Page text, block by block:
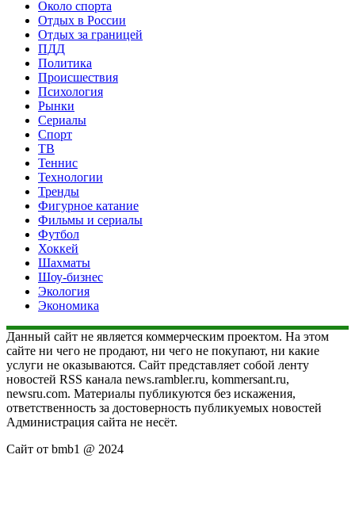
Около спорта
Отдых в России
Отдых за границей
ПДД
Политика
Происшествия
Психология
Рынки
Сериалы
Спорт
ТВ
Теннис
Технологии
Тренды
Фигурное катание
Фильмы и сериалы
Футбол
Хоккей
Шахматы
Шоу-бизнес
Экология
Экономика
Данный сайт не является коммерческим проектом. На этом
сайте ни чего не продают, ни чего не покупают, ни какие
услуги не оказываются. Сайт представляет собой ленту
новостей RSS канала news.rambler.ru, kommersant.ru,
newsru.com. Материалы публикуются без искажения,
ответственность за достоверность публикуемых новостей
Администрация сайта не несёт.
Сайт от bmb1 @ 2024